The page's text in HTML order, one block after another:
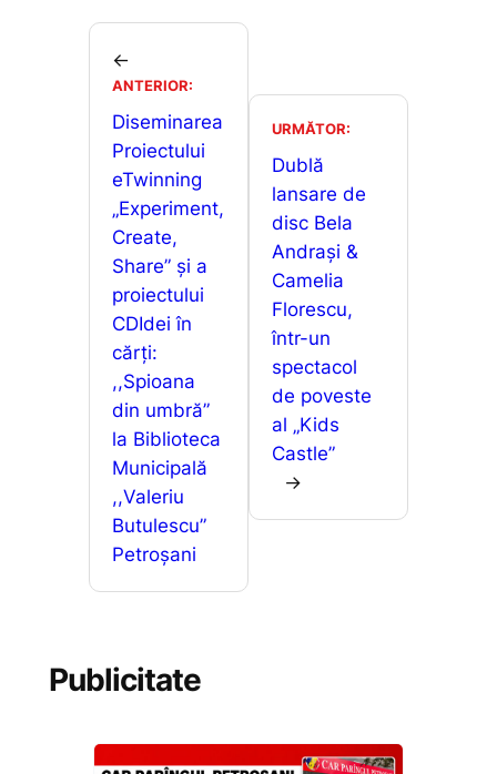
e
o
o
k
l
p
p
n
g
ta
a
z
ă
←
ANTERIOR:
Diseminarea
Proiectului
eTwinning
„Experiment,
Create,
Share” și a
proiectului
CDIdei în
cărți:
,,Spioana
din umbră”
la Biblioteca
Municipală
,,Valeriu
Butulescu”
Petroșani
URMĂTOR:
Dublă
lansare de
disc Bela
Andrași &
Camelia
Florescu,
într-un
spectacol
de poveste
al „Kids
Castle”
→
Publicitate